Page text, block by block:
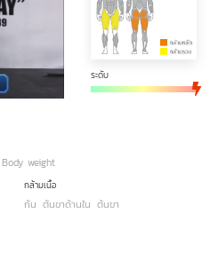
ระดับ
weight
กล้ามเนื้อ
ก้น ต้นขาด้านใน ต้นขา